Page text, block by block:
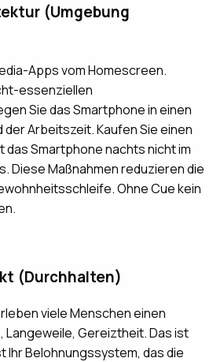
(Umgebung
Apps vom Homescreen.
essenziellen
Sie das Smartphone in einen
der Arbeitszeit. Kaufen Sie einen
das Smartphone nachts nicht im
Diese Maßnahmen reduzieren die
Ohne Cue kein
(Durchhalten)
viele Menschen einen
Langeweile, Gereiztheit. Das ist
Ihr Belohnungssystem, das die